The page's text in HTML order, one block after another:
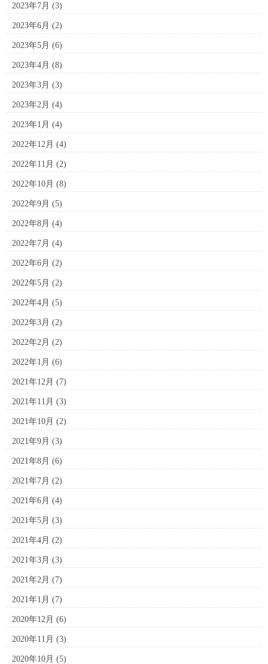
2023年7月 (3)
2023年6月 (2)
2023年5月 (6)
2023年4月 (8)
2023年3月 (3)
2023年2月 (4)
2023年1月 (4)
2022年12月 (4)
2022年11月 (2)
2022年10月 (8)
2022年9月 (5)
2022年8月 (4)
2022年7月 (4)
2022年6月 (2)
2022年5月 (2)
2022年4月 (5)
2022年3月 (2)
2022年2月 (2)
2022年1月 (6)
2021年12月 (7)
2021年11月 (3)
2021年10月 (2)
2021年9月 (3)
2021年8月 (6)
2021年7月 (2)
2021年6月 (4)
2021年5月 (3)
2021年4月 (2)
2021年3月 (3)
2021年2月 (7)
2021年1月 (7)
2020年12月 (6)
2020年11月 (3)
2020年10月 (5)